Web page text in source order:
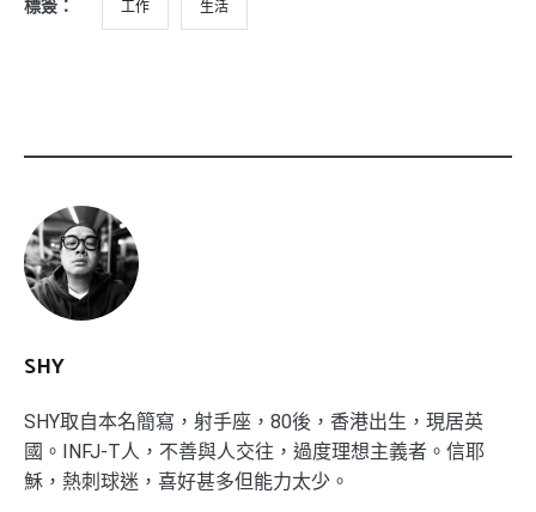
標簽： 工作 生活
SHY
SHY取自本名簡寫，射手座，80後，香港出生，現居英
國。INFJ-T人，不善與人交往，過度理想主義者。信耶
穌，熱刺球迷，喜好甚多但能力太少。